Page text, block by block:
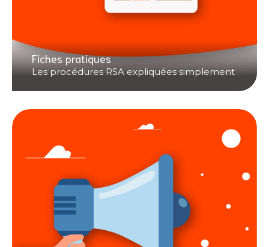
Fiches pratiques
Les procédures RSA expliquées simplement